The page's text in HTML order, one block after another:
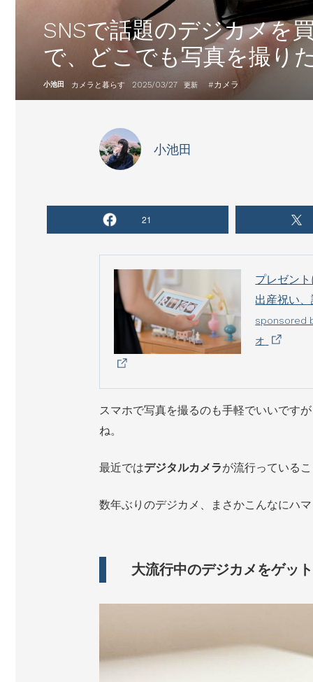
SNSで話題のデジカメを
で、どこでも写真を撮り
小池田 カメラと暮らす 2025/03/27 更新 #カメラ
小池田
21
プレゼン
出産祝い
sponsored
オ
スマホで写真を撮るのも手軽でいいです
ね。
最近ではデジタルカメラが流行っている
数年ぶりのデジカメ、まさかこんなにハ
大流行中のデジカメをゲット